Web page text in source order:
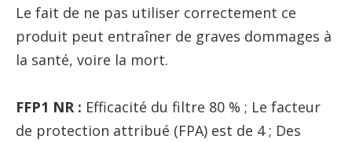
Le fait de ne pas utiliser correctement ce
produit peut entraîner de graves dommages à
la santé, voire la mort.
FFP1 NR : Efficacité du filtre 80 % ; Le facteur
de protection attribué (FPA) est de 4 ; Des